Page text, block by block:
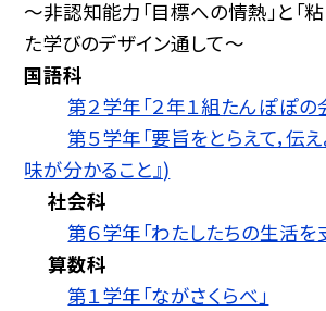
〜非認知能力「目標への情熱」と「
た学びのデザイン通して〜
国語科
第２学年「２年１組たんぽぽの会
第５学年「要旨をとらえて，伝
味が分かること』)
社会科
第６学年「わたしたちの生活を
算数科
第１学年「ながさくらべ」